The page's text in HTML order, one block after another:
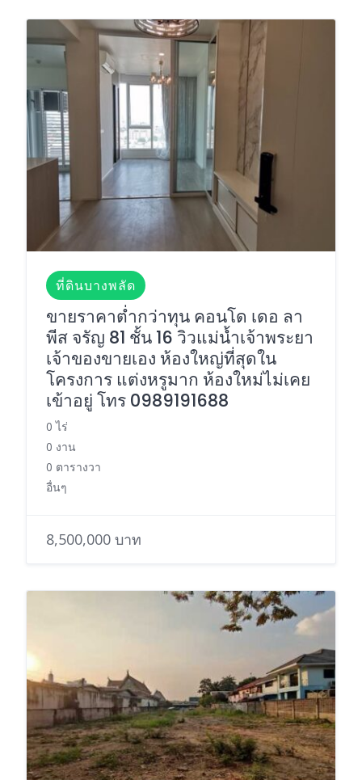
ที่ดินบางพลัด
ขายราคาต่ำกว่าทุน คอนโด เดอ ลา
พีส จรัญ 81 ชั้น 16 วิวแม่น้ำเจ้าพระยา
เจ้าของขายเอง ห้องใหญ่ที่สุดใน
โครงการ แต่งหรูมาก ห้องใหม่ไม่เคย
เข้าอยู่ โทร 0989191688
0 ไร่
0 งาน
0 ตารางวา
อื่นๆ
8,500,000 บาท